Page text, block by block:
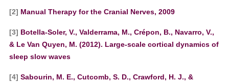
[2] Manual Therapy for the Cranial Nerves, 2009
[3] Botella-Soler, V., Valderrama, M., Crépon, B., Navarro, V.,
& Le Van Quyen, M. (2012). Large-scale cortical dynamics of
sleep slow waves
[4] Sabourin, M. E., Cutcomb, S. D., Crawford, H. J., &